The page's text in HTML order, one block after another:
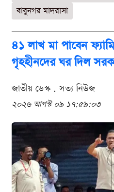
বাবুনগর মাদরাসা
৪১ লাখ মা পাবেন
গৃহহীনদের ঘর দিল
জাতীয় ডেস্ক . সত্য নিউজ
২০২৬ আগস্ট ০৯ ১৭:৫৯:০৩